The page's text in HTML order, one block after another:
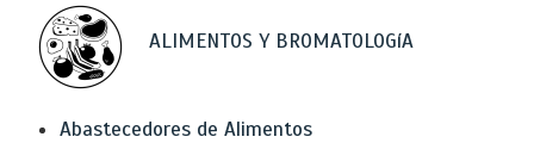
ALIMENTOS Y BROMATOLOGíA
Abastecedores de Alimentos